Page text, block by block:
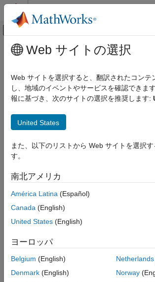
コンテンツへスキップ
オフキャンバス ナビゲ
ドキュメンテーションのホーム
Data Import and Analysis
Data Import and Export
Hardware Boards and Kits
Arduino Hardware
Extend Support Package Capabilities
Custom Arduino Libraries
getPWMTerminals
Description
Examples
Output Arguments
Version History
See Also
メインコンテンツ
getPWMTerminals
Get terminals with PWM functionality
Syntax
Description
Package for Arduino Hardware
= getPWMTerminals(
that have PWM functionality on the Arduino
Examples
collapse all
Web サイトの選択
Web サイトを選択すると、翻訳されたコンテ
し、地域のイベントやサービスを確認できま
報に基づき、次のサイトの選択を推奨します:
United States
また、以下のリストから Web サイトを選択す
す。
南北アメリカ
América Latina (Español)
Canada (English)
United States (English)
ヨーロッパ
Belgium (English)
Denmark (English)
Netherlands
Norway